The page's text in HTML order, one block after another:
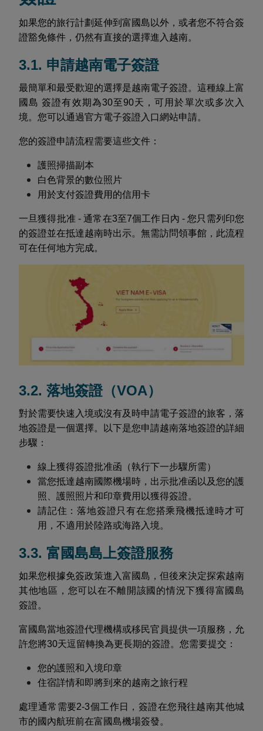
如果您的旅行計劃延伸到富國島以外，或者您不符合簽
證豁免條件，仍然有直接的選擇進入越南。
3.1. 申請越南電子簽證
最簡單和最受歡迎的選擇是越南電子簽證。這種線上富
國島 簽證有效期為30至90天，可用於單次或多次入
境。您可以通過官方電子簽證入口網站申請。
您的簽證申請流程需要這些文件：
護照掃描副本
白色背景的數位照片
用於支付簽證費用的信用卡
一旦獲得批准 - 通常在3至7個工作日內 - 您只需列印您
的簽證並在抵達越南時出示。無需訪問領事館，此流程
可在任何地方完成。
3.2. 落地簽證（VOA）
對於需要快速入境或沒有及時申請電子簽證的旅客，落
地簽證是一個選擇。以下是您申請越南落地簽證的詳細
步驟：
線上獲得簽證批准函（執行下一步驟所需）
當您抵達越南國際機場時，出示批准函以及您的護
照、護照照片和印章費用以獲得簽證。
請記住：落地簽證只有在您搭乘飛機抵達時才可
用，不適用於陸路或海路入境。
3.3. 富國島島上簽證服務
如果您根據免簽政策進入富國島，但後來決定探索越南
其他地區，您可以在不離開該國的情況下獲得富國島
簽證。
富國島當地簽證代理機構或移民官員提供一項服務，允
許您將30天逗留轉換為更長期的簽證。您需要提交：
您的護照和入境印章
住宿詳情和即將到來的越南之旅行程
處理通常需要2-3個工作日，簽證在您飛往越南其他城
市的國內航班前在富國島機場簽發。